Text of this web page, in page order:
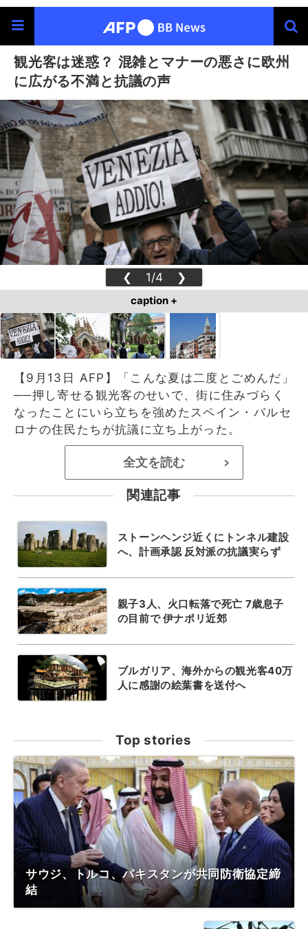
観光客は迷惑？ 混雑とマナーの悪さに欧州
に広がる不満と抗議の声
❮ 1/4 ❯
caption +
【9月13日 AFP】「こんな夏は二度とごめんだ」
──押し寄せる観光客のせいで、街に住みづらく
なったことにいら立ちを強めたスペイン・バルセ
ロナの住民たちが抗議に立ち上がった。
全文を読む >
関連記事
ストーンヘンジ近くにトンネル建設
へ、計画承認 反対派の抗議実らず
親子3人、火口転落で死亡 7歳息子
の目前で 伊ナポリ近郊
ブルガリア、海外からの観光客40万
人に感謝の絵葉書を送付へ
Top stories
サウジ、トルコ、パキスタンが共同防衛協定締
結